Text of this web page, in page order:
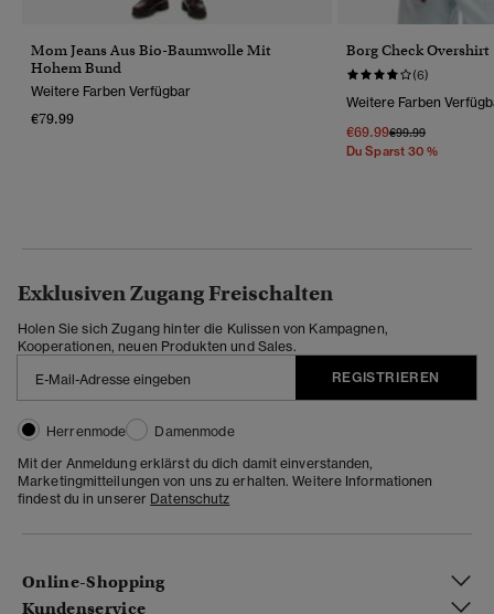
Mom Jeans Aus Bio-Baumwolle Mit
Hohem Bund
Weitere Farben Verfügbar
€79.99
Borg Check Overshirt
(6)
Weitere Farben
€69.99Preis Wurde
€99.99Bis
Du Sparst 30 %
Exklusiven Zugang Freischalten
Holen Sie sich Zugang hinter die Kulissen von Kampagnen,
Kooperationen, neuen Produkten und Sales.
REGISTRIEREN
Herrenmode
Damenmode
Mit der Anmeldung erklärst du dich damit einverstanden,
Marketingmitteilungen von uns zu erhalten. Weitere Informationen
findest du in unserer Datenschutz
Online-Shopping
Kundenservice